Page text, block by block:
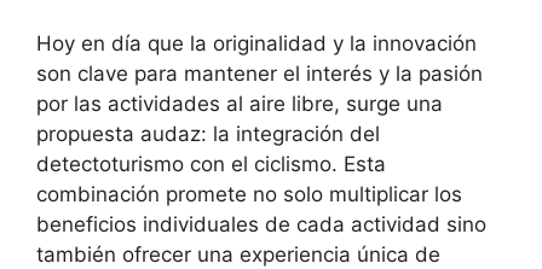
Hoy en día que la originalidad y la innovación
son clave para mantener el interés y la pasión
por las actividades al aire libre, surge una
propuesta audaz: la integración del
detectoturismo con el ciclismo. Esta
combinación promete no solo multiplicar los
beneficios individuales de cada actividad sino
también ofrecer una experiencia única de